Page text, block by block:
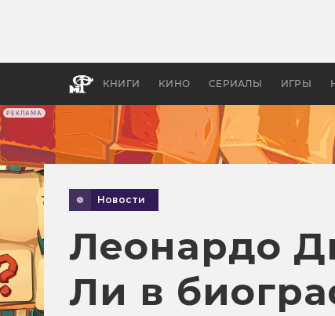
РЕКЛАМА
КНИГИ КИНО СЕРИАЛЫ ИГРЫ
Новости
Леонардо
Ли в